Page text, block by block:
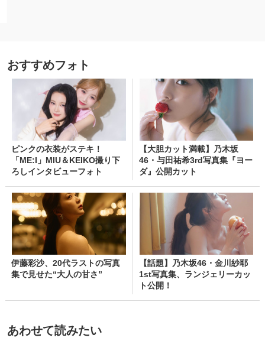
おすすめフォト
ピンクの衣装がステキ！
「ME:I」MIU＆KEIKO撮り下
ろしインタビューフォト
【大胆カット満載】乃木坂
46・与田祐希3rd写真集『ヨー
ダ』公開カット
伊藤彩沙、20代ラストの写真
集で見せた“大人の甘さ”
【話題】乃木坂46・金川紗耶
1st写真集、ランジェリーカッ
ト公開！
あわせて読みたい